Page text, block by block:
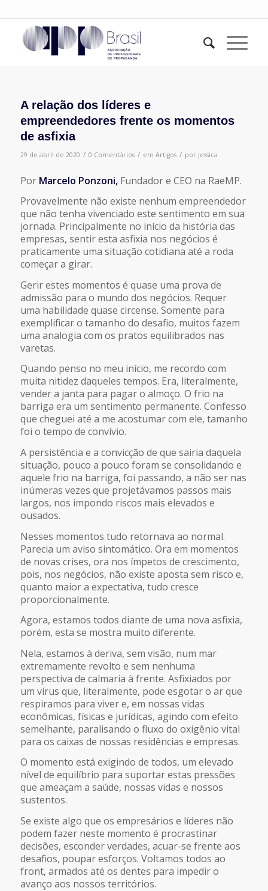
A relação dos líderes e
empreendedores frente os momentos
de asfixia
29 de abril de 2020 / 0 Comentários / em Artigos / por Jessica
Por Marcelo Ponzoni,Fundador e CEO na RaeMP.
Provavelmente não existe nenhum empreendedor
que não tenha vivenciado este sentimento em sua
jornada. Principalmente no início da história das
empresas, sentir esta asfixia nos negócios é
praticamente uma situação cotidiana até a roda
começar a girar.
Gerir estes momentos é quase uma prova de
admissão para o mundo dos negócios. Requer
uma habilidade quase circense. Somente para
exemplificar o tamanho do desafio, muitos fazem
uma analogia com os pratos equilibrados nas
varetas.
Quando penso no meu início, me recordo com
muita nitidez daqueles tempos. Era, literalmente,
vender a janta para pagar o almoço. O frio na
barriga era um sentimento permanente. Confesso
que cheguei até a me acostumar com ele, tamanho
foi o tempo de convívio.
A persistência e a convicção de que sairia daquela
situação, pouco a pouco foram se consolidando e
aquele frio na barriga, foi passando, a não ser nas
inúmeras vezes que projetávamos passos mais
largos, nos impondo riscos mais elevados e
ousados.
Nesses momentos tudo retornava ao normal.
Parecia um aviso sintomático. Ora em momentos
de novas crises, ora nos ímpetos de crescimento,
pois, nos negócios, não existe aposta sem risco e,
quanto maior a expectativa, tudo cresce
proporcionalmente.
Agora, estamos todos diante de uma nova asfixia,
porém, esta se mostra muito diferente.
Nela, estamos à deriva, sem visão, num mar
extremamente revolto e sem nenhuma
perspectiva de calmaria à frente. Asfixiados por
um vírus que, literalmente, pode esgotar o ar que
respiramos para viver e, em nossas vidas
econômicas, físicas e jurídicas, agindo com efeito
semelhante, paralisando o fluxo do oxigênio vital
para os caixas de nossas residências e empresas.
O momento está exigindo de todos, um elevado
nível de equilíbrio para suportar estas pressões
que ameaçam a saúde, nossas vidas e nossos
sustentos.
Se existe algo que os empresários e líderes não
podem fazer neste momento é procrastinar
decisões, esconder verdades, acuar-se frente aos
desafios, poupar esforços. Voltamos todos ao
front, armados até os dentes para impedir o
avanço aos nossos territórios.